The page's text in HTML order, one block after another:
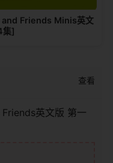
and Friends Minis英文
集]
查看
Friends英文版 第一